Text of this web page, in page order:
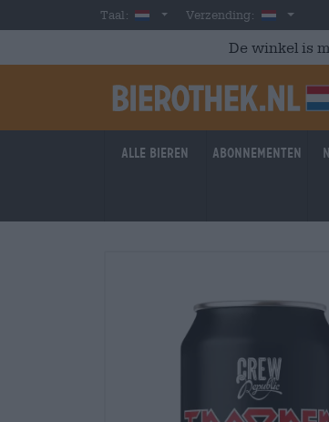
Skip to main content
Taal: DutchVerzending:
De winkel is
Alle bieren Abonnementen